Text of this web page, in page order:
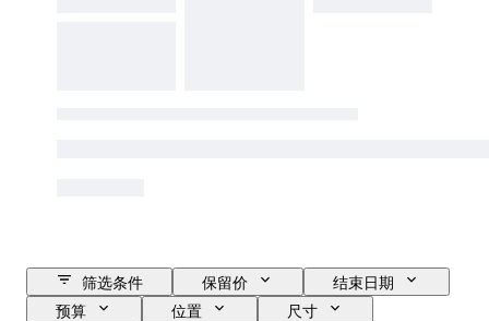
筛选条件 保留价
结束日期
预算
位置
尺寸